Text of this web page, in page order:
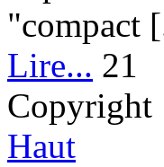
"compact
Lire... 21
Copyright
Haut